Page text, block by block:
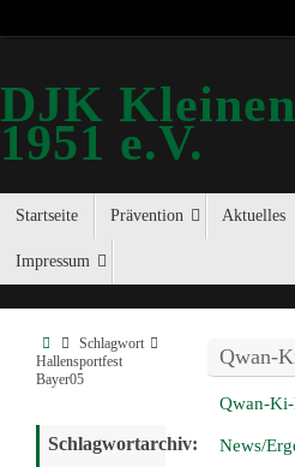
DJK
1951 e.V.
Startseite Prävention Aktuelles
Impressum
Schlagwort
Hallensportfest
Bayer05
Schlagwortarchiv:
Qwan-
Qwan-
News/